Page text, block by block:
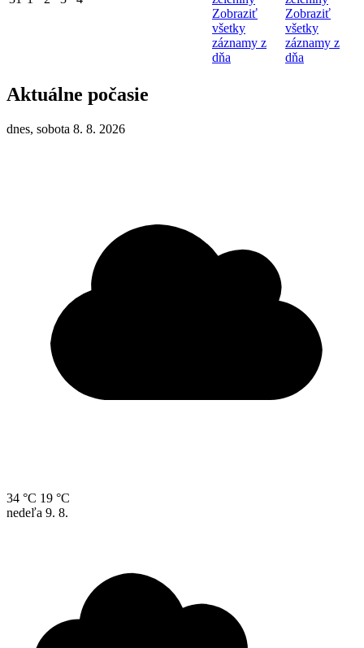
Zobraziť
všetky
záznamy z
dňa
Zobraziť
všetky
záznamy z
dňa
Aktuálne počasie
dnes, sobota 8. 8. 2026
34 °C 19 °C
nedeľa 9. 8.